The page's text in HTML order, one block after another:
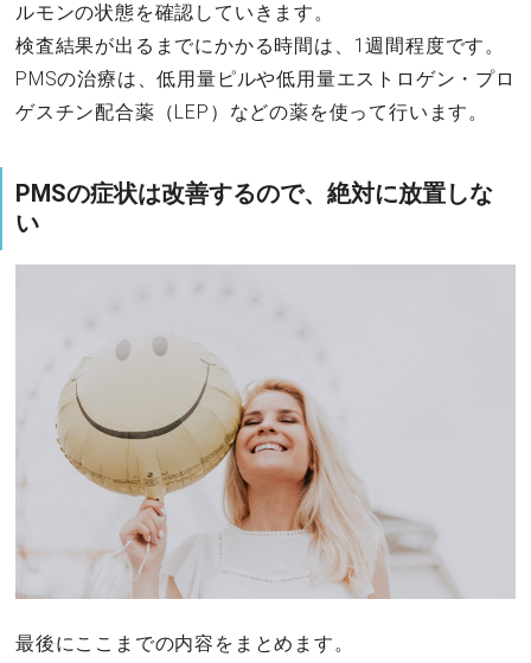
ルモンの状態を確認していきます。
検査結果が出るまでにかかる時間は、1週間程度です。
PMSの治療は、低用量ピルや低用量エストロゲン・プロ
ゲスチン配合薬（LEP）などの薬を使って行います。
PMSの症状は改善するので、絶対に放置しな
い
最後にここまでの内容をまとめます。